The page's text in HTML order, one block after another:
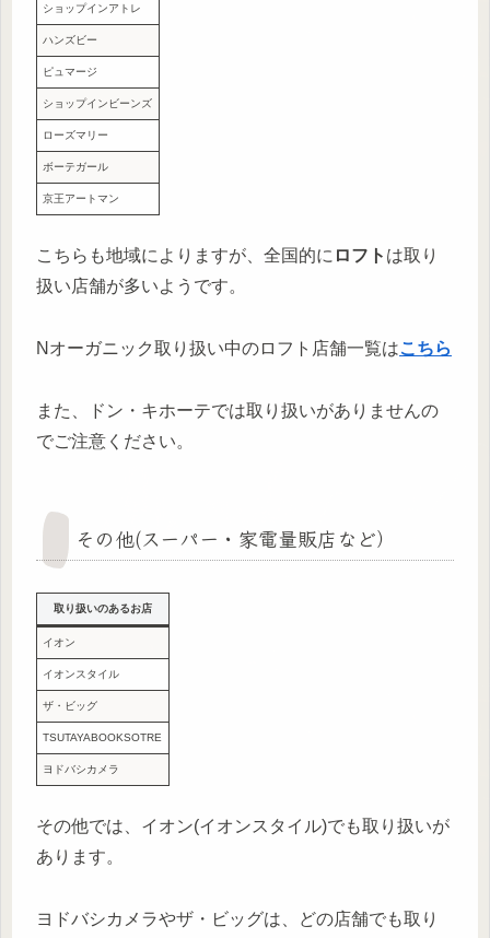
ショップインアトレ
ハンズビー
ピュマージ
ショップインビーンズ
ローズマリー
ボーテガール
京王アートマン
こちらも地域によりますが、全国的に ロフト は取り
扱い店舗が多いようです。
Nオーガニック取り扱い中のロフト店舗一覧はこちら
また、ドン・キホーテでは取り扱いがありませんの
でご注意ください。
その他(スーパー・家電量販店など）
取り扱いのあるお店
イオン
イオンスタイル
ザ・ビッグ
TSUTAYABOOKSOTRE
ヨドバシカメラ
その他では、イオン(イオンスタイル)でも取り扱いが
あります。
ヨドバシカメラやザ・ビッグは、どの店舗でも取り